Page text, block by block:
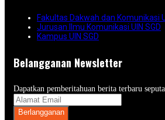
Fakultas Dakwah dan Komunikasi
Jurusan Ilmu Komunikasi UIN SGD
Kampus UIN SGD
Belangganan Newsletter
Dapatkan pemberitahuan berita terbaru
Berlangganan